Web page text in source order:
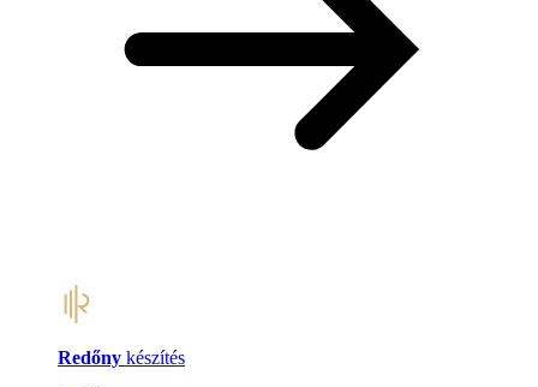
Redőny készítés